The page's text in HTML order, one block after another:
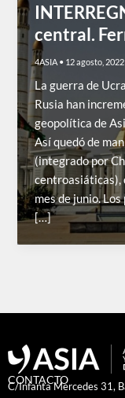
central.
4ASIA • 12 agosto, 2022
La guerra de
Rusia han
geopolítica de
Así quedó de
(integrado por
centroasiáticas),
mes de junio.
[…]
CONTACTO
C/Infanta Mercedes 31,